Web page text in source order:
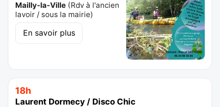
Mailly-la-Ville (Rdv à l'ancien
lavoir / sous la mairie)
En savoir plus
18h
Laurent Dormecy / Disco Chic